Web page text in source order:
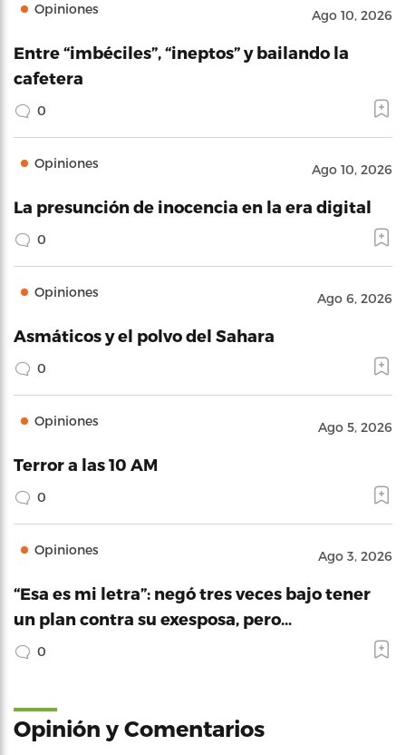
Opiniones Ago 10, 2026
Entre “imbéciles”, “ineptos” y bailando la
cafetera
0
Opiniones Ago 10, 2026
La presunción de inocencia en la era digital
0
Opiniones Ago 6, 2026
Asmáticos y el polvo del Sahara
0
Opiniones Ago 5, 2026
Terror a las 10 AM
0
Opiniones Ago 3, 2026
“Esa es mi letra”: negó tres veces bajo tener
un plan contra su exesposa, pero…
0
Opinión y Comentarios